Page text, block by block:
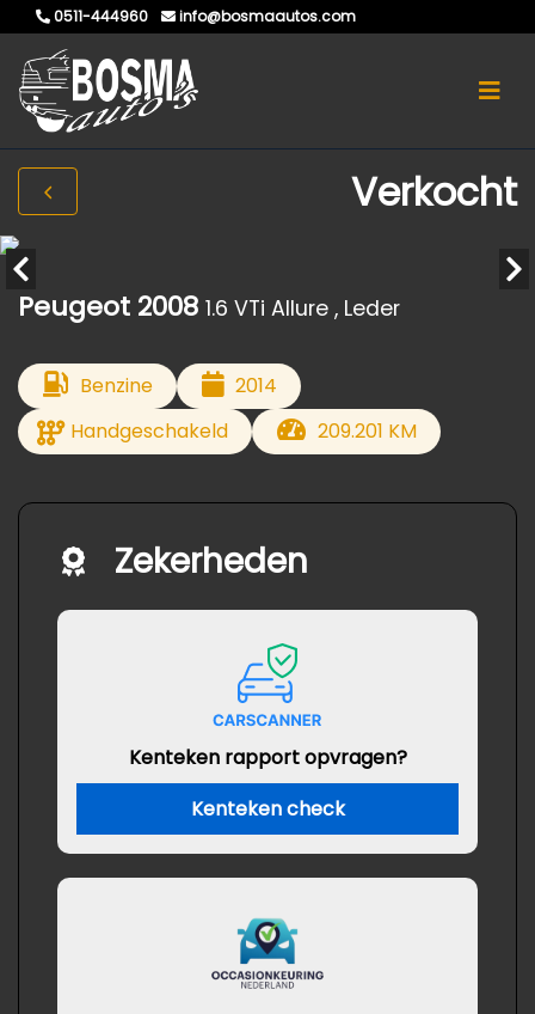
0511-444960 info@bosmaautos.com
Verkocht
Peugeot 2008 1.6 VTi Allure , Leder
Benzine
2014
Handgeschakeld
209.201 KM
Zekerheden
Kenteken rapport opvragen?
Kenteken check